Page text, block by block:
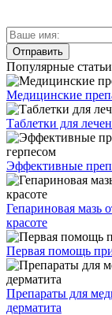
Популярные статьи
Медицинские
Таблетки для
Эффективные
Гепариновая мазь
красоте
Первая помощь
Препараты для
дерматита